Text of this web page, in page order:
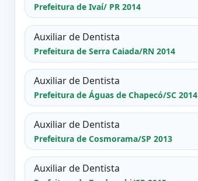
Prefeitura de Ivaí/ PR 2014
Auxiliar de Dentista
Prefeitura de Serra Caiada/RN 2014
Auxiliar de Dentista
Prefeitura de Águas de Chapecó/SC 2014
Auxiliar de Dentista
Prefeitura de Cosmorama/SP 2013
Auxiliar de Dentista